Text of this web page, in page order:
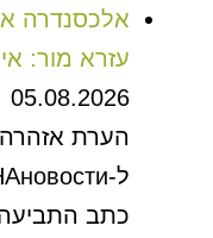
אלכסנדרה
עזרא מור:
05.08.2026
הערת
כתב